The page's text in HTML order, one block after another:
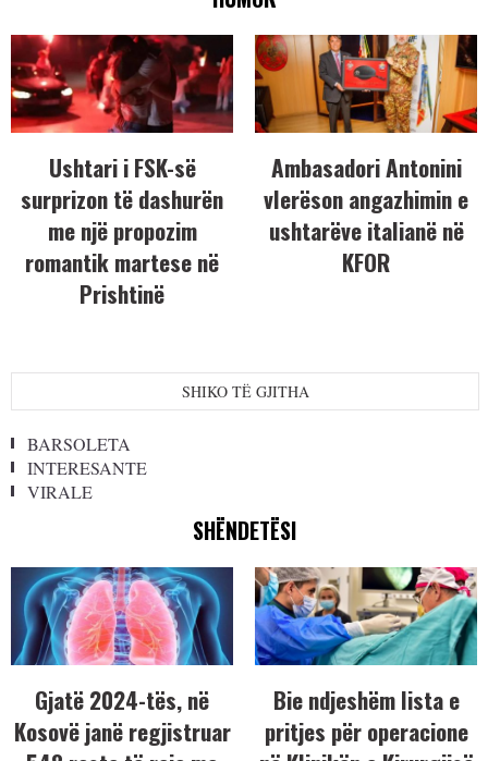
Ushtari i FSK-së
surprizon të dashurën
me një propozim
romantik martese në
Prishtinë
Ambasadori Antonini
vlerëson angazhimin e
ushtarëve italianë në
KFOR
SHIKO TË GJITHA
BARSOLETA
INTERESANTE
VIRALE
SHËNDETËSI
Gjatë 2024-tës, në
Kosovë janë regjistruar
Bie ndjeshëm lista e
pritjes për operacione